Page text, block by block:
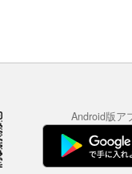
Android版ア